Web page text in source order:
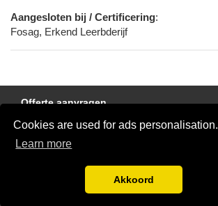
Cookies are used for ads personalisation.
Learn more
Akkoord
Aangesloten bij / Certificering:
Fosag, Erkend Leerbderijf
Offerte aanvragen
Links
Disclaimer
Ben jij een glaszetter?